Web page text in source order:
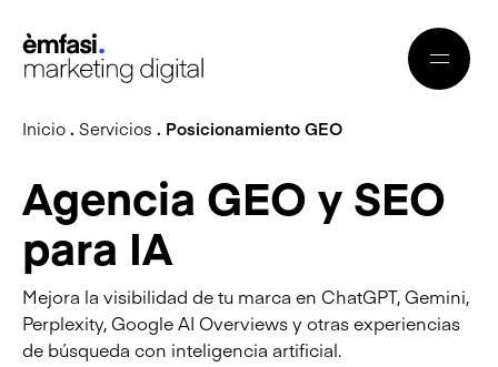
Inicio. Servicios . Posicionamiento GEO
Agencia GEO y SEO
para IA
Mejora la visibilidad de tu marca en ChatGPT, Gemini,
Perplexity, Google AI Overviews y otras experiencias
de búsqueda con inteligencia artificial.